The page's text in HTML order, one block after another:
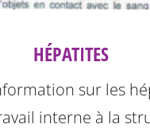
HÉPATITES
sur les
interne à la